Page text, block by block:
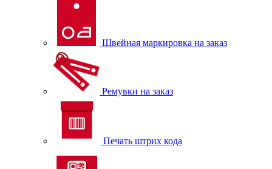
Швейная маркировка на заказ
Ремувки на заказ
Печать штрих кода